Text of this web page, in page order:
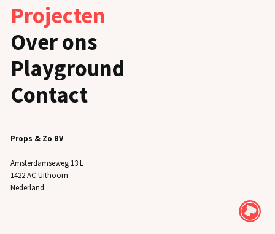
Projecten
Over ons
Playground
Contact
Props & Zo BV
Amsterdamseweg 13 L
1422 AC Uithoorn
Nederland